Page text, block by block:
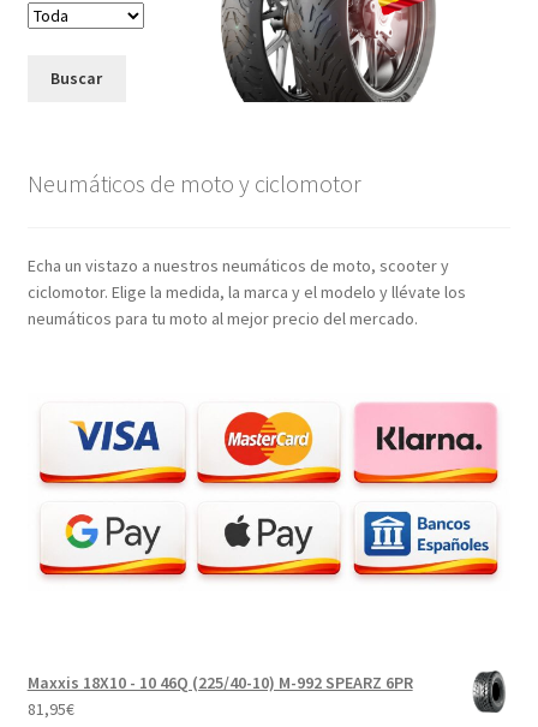
Buscar
Neumáticos de moto y ciclomotor
Echa un vistazo a nuestros neumáticos de moto, scooter y
ciclomotor. Elige la medida, la marca y el modelo y llévate los
neumáticos para tu moto al mejor precio del mercado.
Maxxis 18X10 - 10 46Q (225/40-10) M-992 SPEARZ 6PR
81,95€